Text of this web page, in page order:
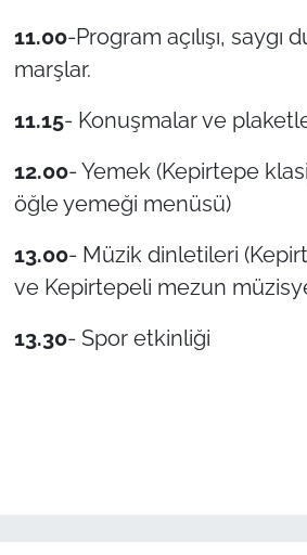
11.00-Program açılışı, saygı
marşlar.
11.15- Konuşmalar ve
12.00- Yemek (Kepirtepe
öğle yemeği menüsü)
13.00- Müzik dinletileri
ve Kepirtepeli mezun
13.30- Spor etkinliği
İş Dünyası
Bilim Teknoloji
Canlı Maç
Finans
Genel-A